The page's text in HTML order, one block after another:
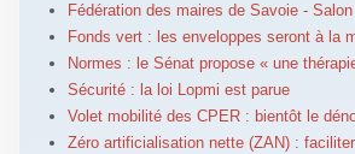
Fédération des maires de Savoie - Salon
Fonds vert : les enveloppes seront à la
Normes : le Sénat propose « une
Sécurité : la loi Lopmi est parue
Volet mobilité des CPER : bientôt le
Zéro artificialisation nette (ZAN) :